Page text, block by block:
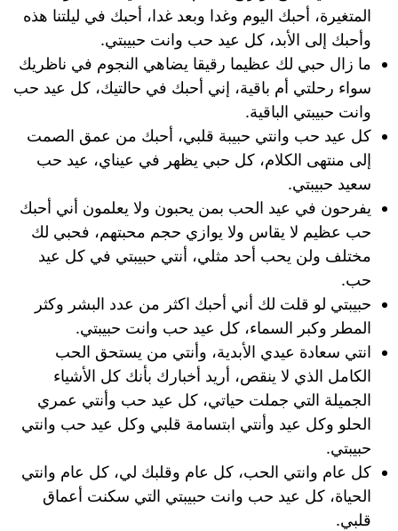
المتغيرة، أحبك اليوم وغدا وبعد غدا، أحبك في ليلتنا هذه
وأحبك إلى الأبد، كل عيد حب وانت حبيبتي.
ما زال حبي لك عظيما رقيقا يضاهي النجوم في ناظريك
سواء رحلتي أم باقية، إني أحبك في حالتيك، كل عيد حب
وانت حبيبتي الباقية.
كل عيد حب وانتي حبيبة قلبي، أحبك من عمق الصمت
إلى منتهى الكلام، كل حبي يظهر في عيناي، عيد حب
سعيد حبيبتي.
يفرحون في عيد الحب بمن يحبون ولا يعلمون أني أحبك
حب عظيم لا يقاس ولا يوازي حجم محبتهم، فحبي لك
مختلف ولن يحب أحد مثلي، أنتي حبيبتي في كل عيد
حب.
حبيبتي لو قلت لك أني أحبك اكثر من عدد البشر وكثر
المطر وكبر السماء، كل عيد حب وانت حبيبتي.
انتي سعادة عيدي الأبدية، وأنتي من يستحق الحب
الكامل الذي لا ينقص، أريد أخبارك بأنك كل الأشياء
الجميلة التي جملت حياتي، كل عيد حب وأنتي عمري
الحلو وكل عيد وأنتي ابتسامة قلبي وكل عيد حب وانتي
حبيبتي.
كل عام وانتي الحب، كل عام وقلبك لي، كل عام وانتي
الحياة، كل عيد حب وانت حبيبتي التي سكنت أعماق
قلبي.